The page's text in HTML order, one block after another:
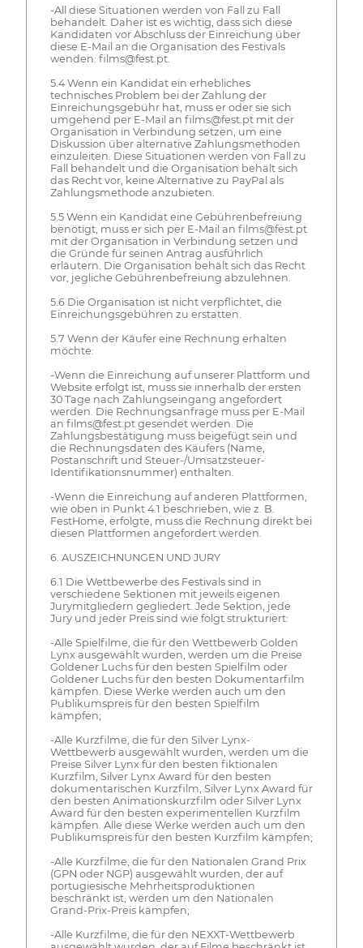
-All diese Situationen werden von Fall zu Fall
behandelt. Daher ist es wichtig, dass sich diese
Kandidaten vor Abschluss der Einreichung über
diese E-Mail an die Organisation des Festivals
wenden: films@fest.pt.
5.4 Wenn ein Kandidat ein erhebliches
technisches Problem bei der Zahlung der
Einreichungsgebühr hat, muss er oder sie sich
umgehend per E-Mail an films@fest.pt mit der
Organisation in Verbindung setzen, um eine
Diskussion über alternative Zahlungsmethoden
einzuleiten. Diese Situationen werden von Fall zu
Fall behandelt und die Organisation behält sich
das Recht vor, keine Alternative zu PayPal als
Zahlungsmethode anzubieten.
5.5 Wenn ein Kandidat eine Gebührenbefreiung
benötigt, muss er sich per E-Mail an films@fest.pt
mit der Organisation in Verbindung setzen und
die Gründe für seinen Antrag ausführlich
erläutern. Die Organisation behält sich das Recht
vor, jegliche Gebührenbefreiung abzulehnen.
5.6 Die Organisation ist nicht verpflichtet, die
Einreichungsgebühren zu erstatten.
5.7 Wenn der Käufer eine Rechnung erhalten
möchte:
-Wenn die Einreichung auf unserer Plattform und
Website erfolgt ist, muss sie innerhalb der ersten
30 Tage nach Zahlungseingang angefordert
werden. Die Rechnungsanfrage muss per E-Mail
an films@fest.pt gesendet werden. Die
Zahlungsbestätigung muss beigefügt sein und
die Rechnungsdaten des Käufers (Name,
Postanschrift und Steuer-/Umsatzsteuer-
Identifikationsnummer) enthalten.
-Wenn die Einreichung auf anderen Plattformen,
wie oben in Punkt 4.1 beschrieben, wie z. B.
FestHome, erfolgte, muss die Rechnung direkt bei
diesen Plattformen angefordert werden.
6. AUSZEICHNUNGEN UND JURY
6.1 Die Wettbewerbe des Festivals sind in
verschiedene Sektionen mit jeweils eigenen
Jurymitgliedern gegliedert. Jede Sektion, jede
Jury und jeder Preis sind wie folgt strukturiert:
-Alle Spielfilme, die für den Wettbewerb Golden
Lynx ausgewählt wurden, werden um die Preise
Goldener Luchs für den besten Spielfilm oder
Goldener Luchs für den besten Dokumentarfilm
kämpfen. Diese Werke werden auch um den
Publikumspreis für den besten Spielfilm
kämpfen;
-Alle Kurzfilme, die für den Silver Lynx-
Wettbewerb ausgewählt wurden, werden um die
Preise Silver Lynx für den besten fiktionalen
Kurzfilm, Silver Lynx Award für den besten
dokumentarischen Kurzfilm, Silver Lynx Award für
den besten Animationskurzfilm oder Silver Lynx
Award für den besten experimentellen Kurzfilm
kämpfen. Alle diese Werke werden auch um den
Publikumspreis für den besten Kurzfilm kämpfen;
-Alle Kurzfilme, die für den Nationalen Grand Prix
(GPN oder NGP) ausgewählt wurden, der auf
portugiesische Mehrheitsproduktionen
beschränkt ist, werden um den Nationalen
Grand-Prix-Preis kämpfen;
-Alle Kurzfilme, die für den NEXXT-Wettbewerb